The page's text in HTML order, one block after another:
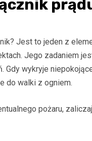
Jest to jeden z
Jego zadaniem
wykryje
do walki z ogniem.
pożaru,